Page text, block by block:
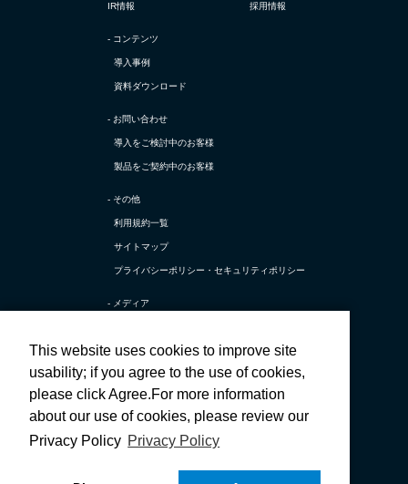
IR情報 採用情報
- コンテンツ
導入事例
資料ダウンロード
- お問い合わせ
導入をご検討中のお客様
製品をご契約中のお客様
- その他
利用規約一覧
サイトマップ
プライバシーポリシー・ セキュリティポリシー
- メディア
テラスカイ公式 X
テラスカイ公式 採用X
テラスカイ公式 Facebook
テラスカイ公式 採用Facebook
テラスカイ公式 YouTube
This website uses cookies to improve site
usability; if you agree to the use of cookies,
please click Agree.For more information
about our use of cookies, please review our
Privacy Policy Privacy Policy